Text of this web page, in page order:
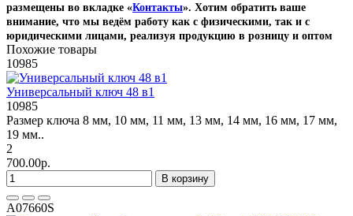
размещены во вкладке «Контакты». Хотим обратить ваше
внимание, что мы ведём работу как с физическими, так и с
юридическими лицами, реализуя продукцию в розницу и оптом
Похожие товары
10985
Универсальный ключ 48 в1
10985
Размер ключа 8 мм, 10 мм, 11 мм, 13 мм, 14 мм, 16 мм, 17 мм,
19 мм..
2
700.00р.
В корзину
A07660S